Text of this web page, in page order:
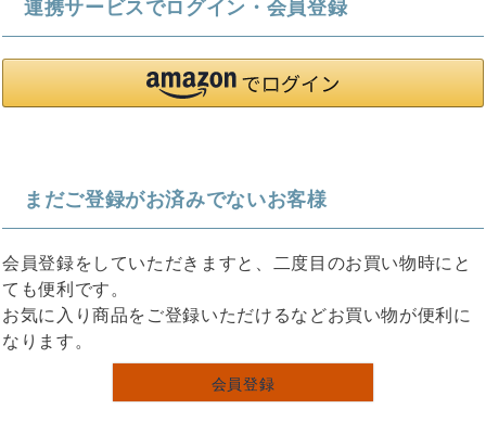
連携サービスでログイン・会員登録
まだご登録がお済みでないお客様
会員登録をしていただきますと、二度目のお買い物時にと
ても便利です。
お気に入り商品をご登録いただけるなどお買い物が便利に
なります。
会員登録